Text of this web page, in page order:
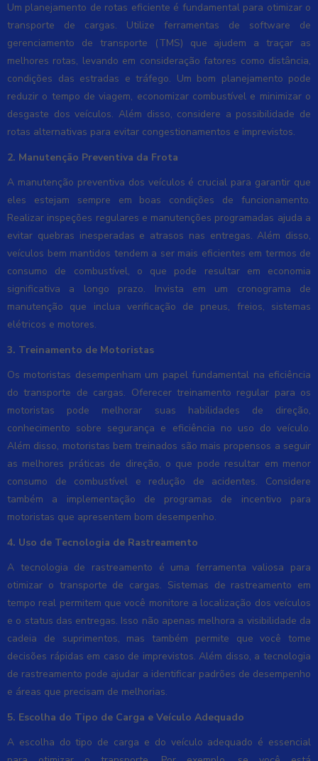
Um planejamento de rotas eficiente é fundamental para otimizar o
transporte de cargas. Utilize ferramentas de software de
gerenciamento de transporte (TMS) que ajudem a traçar as
melhores rotas, levando em consideração fatores como distância,
condições das estradas e tráfego. Um bom planejamento pode
reduzir o tempo de viagem, economizar combustível e minimizar o
desgaste dos veículos. Além disso, considere a possibilidade de
rotas alternativas para evitar congestionamentos e imprevistos.
2. Manutenção Preventiva da Frota
A manutenção preventiva dos veículos é crucial para garantir que
eles estejam sempre em boas condições de funcionamento.
Realizar inspeções regulares e manutenções programadas ajuda a
evitar quebras inesperadas e atrasos nas entregas. Além disso,
veículos bem mantidos tendem a ser mais eficientes em termos de
consumo de combustível, o que pode resultar em economia
significativa a longo prazo. Invista em um cronograma de
manutenção que inclua verificação de pneus, freios, sistemas
elétricos e motores.
3. Treinamento de Motoristas
Os motoristas desempenham um papel fundamental na eficiência
do transporte de cargas. Oferecer treinamento regular para os
motoristas pode melhorar suas habilidades de direção,
conhecimento sobre segurança e eficiência no uso do veículo.
Além disso, motoristas bem treinados são mais propensos a seguir
as melhores práticas de direção, o que pode resultar em menor
consumo de combustível e redução de acidentes. Considere
também a implementação de programas de incentivo para
motoristas que apresentem bom desempenho.
4. Uso de Tecnologia de Rastreamento
A tecnologia de rastreamento é uma ferramenta valiosa para
otimizar o transporte de cargas. Sistemas de rastreamento em
tempo real permitem que você monitore a localização dos veículos
e o status das entregas. Isso não apenas melhora a visibilidade da
cadeia de suprimentos, mas também permite que você tome
decisões rápidas em caso de imprevistos. Além disso, a tecnologia
de rastreamento pode ajudar a identificar padrões de desempenho
e áreas que precisam de melhorias.
5. Escolha do Tipo de Carga e Veículo Adequado
A escolha do tipo de carga e do veículo adequado é essencial